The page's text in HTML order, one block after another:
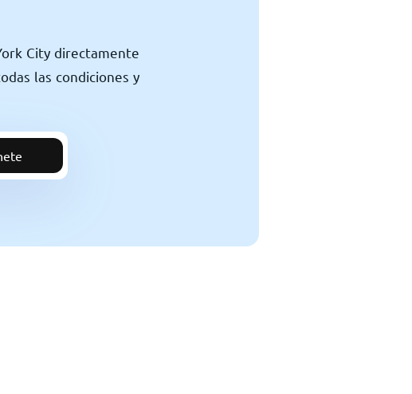
City directamente
las condiciones y